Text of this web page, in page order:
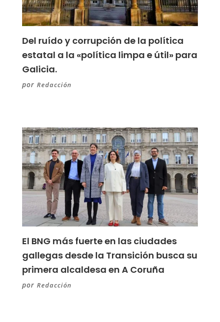
Del ruído y corrupción de la política
estatal a la «política limpa e útil» para
Galicia.
por Redacción
El BNG más fuerte en las ciudades
gallegas desde la Transición busca su
primera alcaldesa en A Coruña
por Redacción